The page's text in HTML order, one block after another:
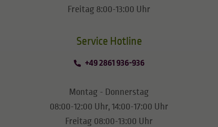
Freitag 8:00-13:00 Uhr
​​​​​​​Service Hotline
+49 2861 936-936
Montag - Donnerstag
08:00-12:00 Uhr, 14:00-17:00 Uhr
Freitag 08:00-13:00 Uhr